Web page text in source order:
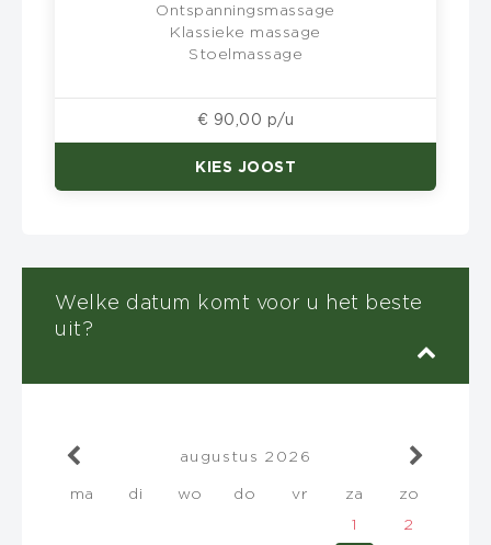
Ontspanningsmassage
Klassieke massage
Stoelmassage
€ 90,00 p/u
KIES JOOST
Welke datum komt voor u het beste
uit?
augustus 2026
ma di wo do vr za
zo
1
2